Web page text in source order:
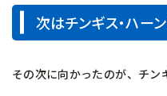
次はチンギス・ハー
その次に向かったのが、チン